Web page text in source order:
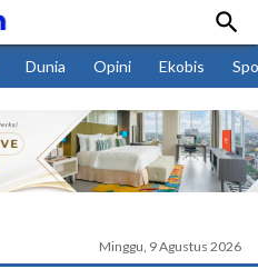

Dunia Opini Ekobis
Minggu, 9 Agustus 2026